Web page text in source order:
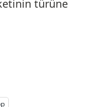
türüne